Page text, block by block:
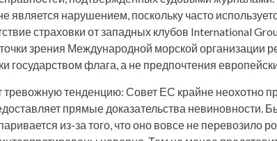
является нарушением, поскольку часто
страховки от западных клубов International
зрения Международной морской
государством флага, а не предпочтения
тревожную тенденцию: Совет ЕС крайне неохотно
прямые доказательства невиновности.
из-за того, что оно вовсе не перевозило